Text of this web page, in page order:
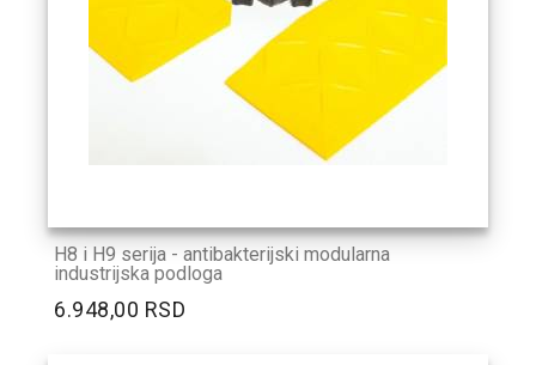
H8 i H9 serija - antibakterijski modularna
industrijska podloga
6.948,00 RSD